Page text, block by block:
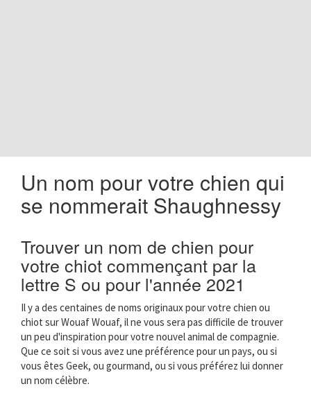
Un nom pour votre chien qui
se nommerait Shaughnessy
Trouver un nom de chien pour
votre chiot commençant par la
lettre S ou pour l'année 2021
Il y a des centaines de noms originaux pour votre chien ou
chiot sur Wouaf Wouaf, il ne vous sera pas difficile de trouver
un peu d'inspiration pour votre nouvel animal de compagnie.
Que ce soit si vous avez une préférence pour un pays, ou si
vous êtes Geek, ou gourmand, ou si vous préférez lui donner
un nom célèbre.